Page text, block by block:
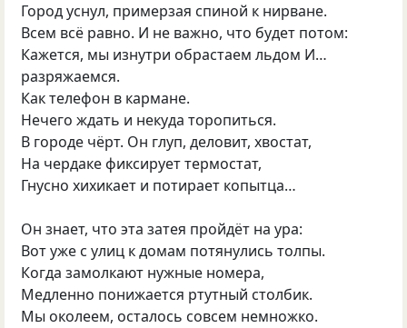
Город уснул, примерзая спиной к нирване.
Всем всё равно. И не важно, что будет потом:
Кажется, мы изнутри обрастаем льдом И…
разряжаемся.
Как телефон в кармане.
Нечего ждать и некуда торопиться.
В городе чёрт. Он глуп, деловит, хвостат,
На чердаке фиксирует термостат,
Гнусно хихикает и потирает копытца…
Он знает, что эта затея пройдёт на ура:
Вот уже с улиц к домам потянулись толпы.
Когда замолкают нужные номера,
Медленно понижается ртутный столбик.
Мы околеем, осталось совсем немножко.